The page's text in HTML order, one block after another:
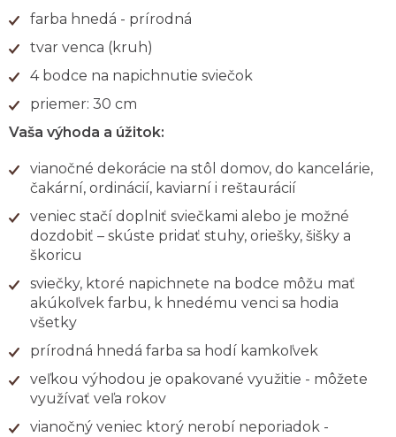
farba hnedá - prírodná
tvar venca (kruh)
4 bodce na napichnutie sviečok
priemer: 30 cm
Vaša výhoda a úžitok:
vianočné dekorácie na stôl domov, do kancelárie,
čakární, ordinácií, kaviarní i reštaurácií
veniec stačí doplniť sviečkami alebo je možné
dozdobiť – skúste pridať stuhy, oriešky, šišky a
škoricu
sviečky, ktoré napichnete na bodce môžu mať
akúkoľvek farbu, k hnedému venci sa hodia
všetky
prírodná hnedá farba sa hodí kamkoľvek
veľkou výhodou je opakované využitie - môžete
využívať veľa rokov
vianočný veniec ktorý nerobí neporiadok -